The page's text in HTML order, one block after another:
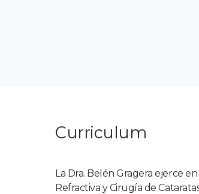
Curriculum
La Dra. Belén Gragera ejerce
Refractiva y Cirugía de